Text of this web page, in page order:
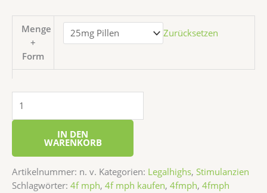
Menge
+
Form
Zurücksetzen
IN DEN
WARENKORB
Artikelnummer: n. v. Kategorien: Legalhighs, Stimulanzien
Schlagwörter: 4f mph, 4f mph kaufen, 4fmph, 4fmph